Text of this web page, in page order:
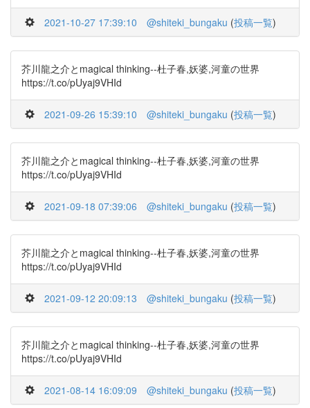
2021-10-27 17:39:10 @shiteki_bungaku (投稿一覧)
芥川龍之介とmagical thinking--杜子春,妖婆,河童の世界
https://t.co/pUyaj9VHId
2021-09-26 15:39:10 @shiteki_bungaku (投稿一覧)
芥川龍之介とmagical thinking--杜子春,妖婆,河童の世界
https://t.co/pUyaj9VHId
2021-09-18 07:39:06 @shiteki_bungaku (投稿一覧)
芥川龍之介とmagical thinking--杜子春,妖婆,河童の世界
https://t.co/pUyaj9VHId
2021-09-12 20:09:13 @shiteki_bungaku (投稿一覧)
芥川龍之介とmagical thinking--杜子春,妖婆,河童の世界
https://t.co/pUyaj9VHId
2021-08-14 16:09:09 @shiteki_bungaku (投稿一覧)